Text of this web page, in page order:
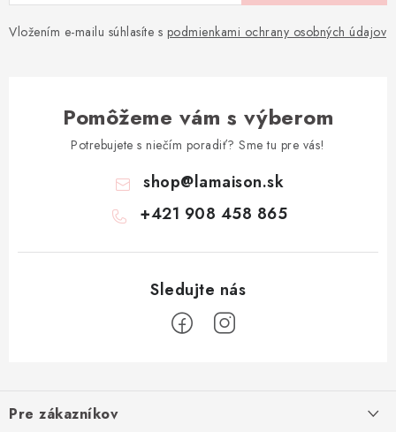
Vložením e-mailu súhlasíte s podmienkami ochrany osobných údajov
Pomôžeme vám s výberom
Potrebujete s niečím poradiť? Sme tu pre vás!
shop@lamaison.sk
+421 908 458 865
pPre zákazníkov